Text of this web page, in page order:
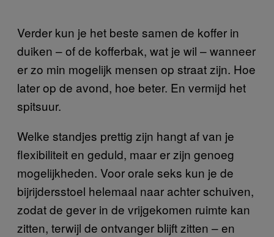
Verder kun je het beste samen de koffer in
duiken – of de kofferbak, wat je wil – wanneer
er zo min mogelijk mensen op straat zijn. Hoe
later op de avond, hoe beter. En vermijd het
spitsuur.
Welke standjes prettig zijn hangt af van je
flexibiliteit en geduld, maar er zijn genoeg
mogelijkheden. Voor orale seks kun je de
bijrijdersstoel helemaal naar achter schuiven,
zodat de gever in de vrijgekomen ruimte kan
zitten, terwijl de ontvanger blijft zitten – en